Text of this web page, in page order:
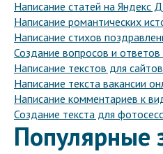
Написание статей на Яндекс
Написание романтических
Написание стихов
Создание вопросов и ответов
Написание текстов для
Написание текста вакансии
Написание комментариев к
Создание текста для
Популярные